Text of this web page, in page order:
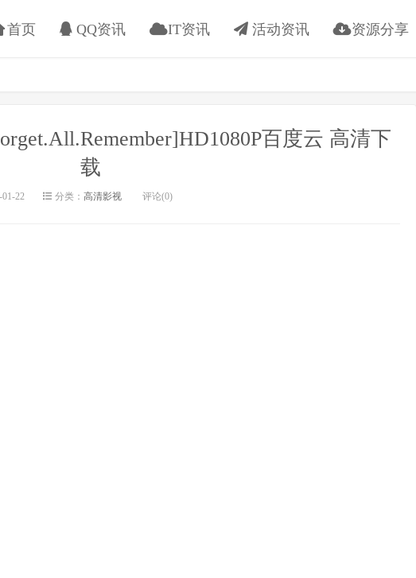
首页 QQ资讯 IT资讯 活动资讯 资源分享
百度云 高清下
载
01-22 分类： 高清影视 评论(0)